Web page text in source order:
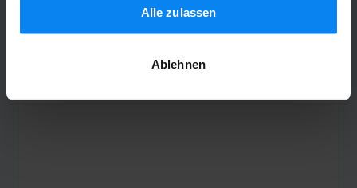
Land einverstanden, können Ihre Einstellungen jedoch
jederzeit anpassen. Alle Einzelheiten finden Sie in
Alle zulassen
Ablehnen